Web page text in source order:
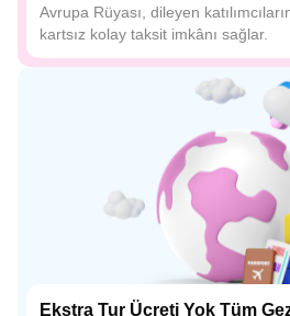
Avrupa Rüyası, dileyen
kartsız kolay taksit imkânı sağlar.
Ekstra Tur Ücreti Yok Tüm